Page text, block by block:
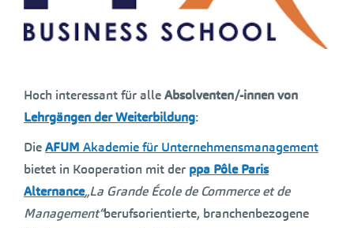
Hoch interessant für alleAbsolventen/-innen von
Lehrgängen der Weiterbildung:
DieAFUM Akademie für Unternehmensmanagement
bietet in Kooperation mit der ppa Pôle Paris
Alternance„La Grande École de Commerce et de
Management“berufsorientierte, branchenbezogene